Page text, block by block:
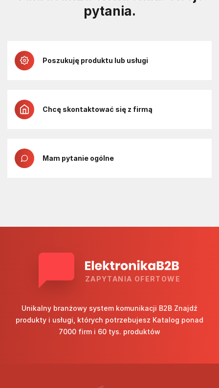
pytania.
Poszukuję produktu lub usługi
Chcę skontaktować się z firmą
Mam pytanie ogólne
ZAPYTANIA OFERTOWE
Unikalny branżowy system komunikacji B2B Znajdź
produkty i usługi, których potrzebujesz Katalog ponad
7000 firm i 60 tys. produktów